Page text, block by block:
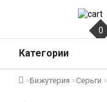
0
Категории
Бижутерия Серьги